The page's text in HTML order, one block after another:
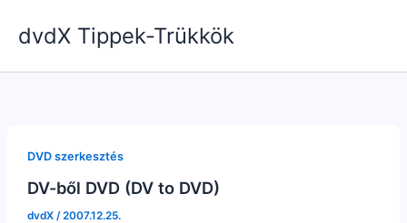
dvdX Tippek-Trükkök
DVD szerkesztés
DV-ből DVD (DV to DVD)
dvdX /2007.12.25.